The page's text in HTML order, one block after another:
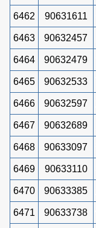
6462 90631611
6463 90632457
6464 90632479
6465 90632533
6466 90632597
6467 90632689
6468 90633097
6469 90633110
6470 90633385
6471 90633738